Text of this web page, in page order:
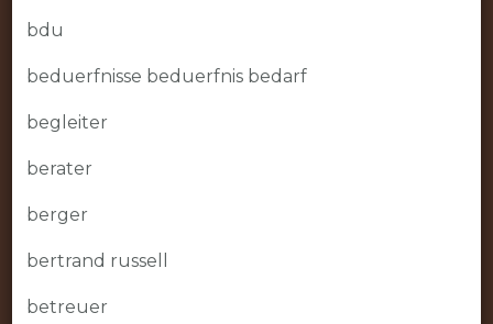
bdu
beduerfnisse beduerfnis bedarf
begleiter
berater
berger
bertrand russell
betreuer